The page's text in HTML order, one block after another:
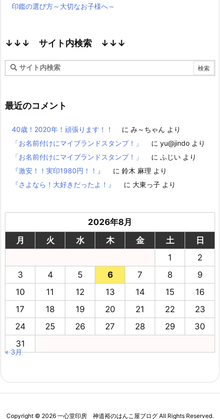
印鑑の選び方～大切なお子様へ～
↓↓↓ サイト内検索 ↓↓↓
最近のコメント
40歳！2020年！頑張ります！！ に み～ちゃん より
「お名前付けにマイブランドスタンプ！」
に yu@jindo より
「お名前付けにマイブランドスタンプ！」
に ふじい より
『激安！！実印1980円！！』
に 鈴木 麻理 より
『さよなら！大好きだったよ！』
に 大東っ子 より
2026年8月
月
火 水 木 金 土
日
1
2
3
4 5 6 7 8
9
10
11 12 13 14 15
16
17
18 19 20 21 22
23
24
25 26 27 28 29
30
31
« 3月
Copyright © 2026 一心堂印房 神道裕のはんこ屋ブログ All Rights Reserved.